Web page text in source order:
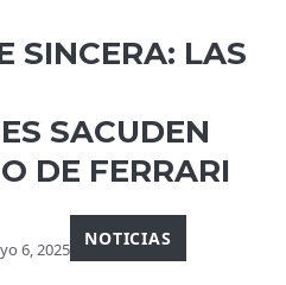
SINCERA: LAS
SACUDEN
DE FERRARI
6, 2025 NOTICIAS